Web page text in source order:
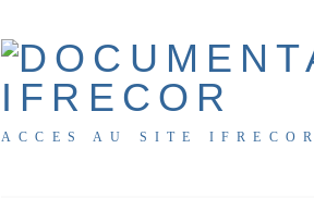
ACCES AU SITE IFRECOR